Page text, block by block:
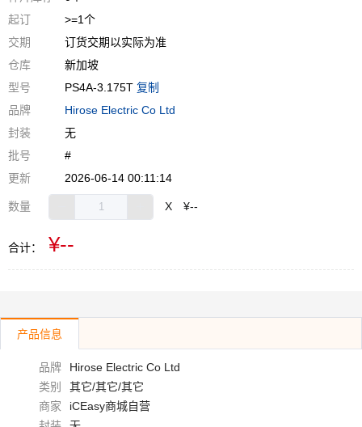
起订
>=1个
交期
订货交期以实际为准
仓库
新加坡
型号
PS4A-3.175T 复制
品牌
Hirose Electric Co Ltd
封装
无
批号
#
更新
2026-06-14 00:11:14
数量 X ¥--
合计： ¥--
产品信息
品牌
Hirose Electric Co Ltd
类别
其它/其它/其它
商家
iCEasy商城自营